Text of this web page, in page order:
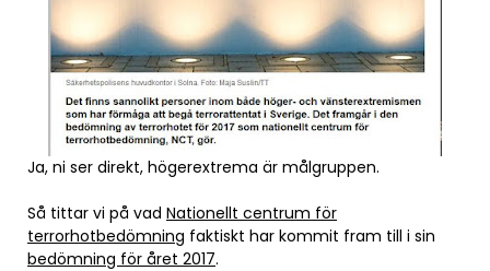
Ja, ni ser direkt, högerextrema är målgruppen.
Så tittar vi på vad Nationellt centrum för
terrorhotbedömning faktiskt har kommit fram till i sin
bedömning för året 2017.